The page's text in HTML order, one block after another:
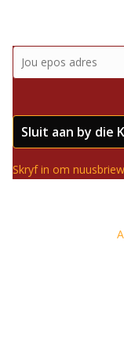
Sluit aan by die
Skryf in om